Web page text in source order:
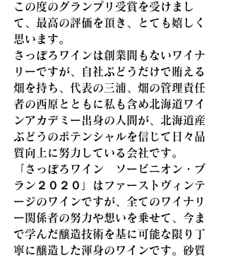
この度のグランプリ受賞を受けまし
て、最高の評価を頂き、とても嬉しく
思います。
さっぽろワインは創業間もないワイナ
リーですが、自社ぶどうだけで賄える
畑を持ち、代表の三浦、畑の管理責任
者の西原とともに私も含め北海道ワイ
ンアカデミー出身の人間が、北海道産
ぶどうのポテンシャルを信じて日々品
質向上に努力している会社です。
「さっぽろワイン ソービニオン・ブ
ラン２０２０」はファーストヴィンテ
ージのワインですが、全てのワイナリ
ー関係者の努力や想いを乗せて、今ま
で学んだ醸造技術を基に可能な限り丁
寧に醸造した渾身のワインです。砂質